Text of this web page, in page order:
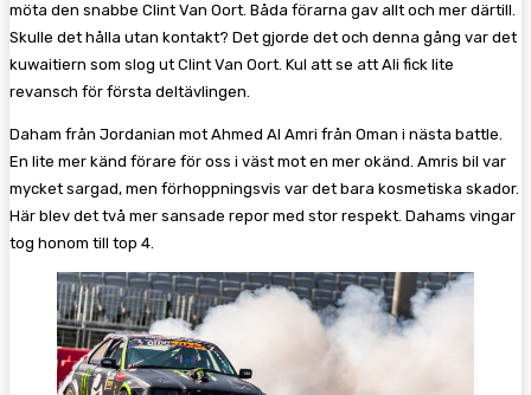
möta den snabbe Clint Van Oort. Båda förarna gav allt och mer därtill.
Skulle det hålla utan kontakt? Det gjorde det och denna gång var det
kuwaitiern som slog ut Clint Van Oort. Kul att se att Ali fick lite
revansch för första deltävlingen.
Daham från Jordanian mot Ahmed Al Amri från Oman i nästa battle.
En lite mer känd förare för oss i väst mot en mer okänd. Amris bil var
mycket sargad, men förhoppningsvis var det bara kosmetiska skador.
Här blev det två mer sansade repor med stor respekt. Dahams vingar
tog honom till top 4.